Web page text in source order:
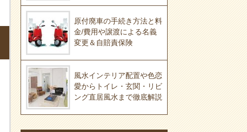
原付廃車の手続き方法と料
金/費用や譲渡による名義
変更＆自賠責保険
風水インテリア配置や色恋
愛からトイレ・玄関・リビ
ング直居風水まで徹底解説